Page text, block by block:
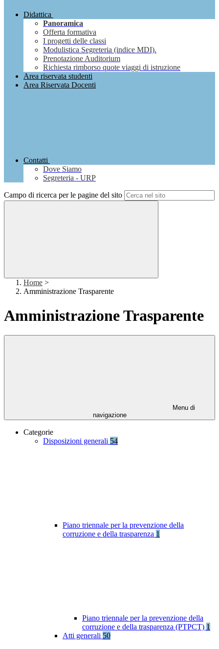
Didattica
Panoramica
Offerta formativa
I progetti delle classi
Modulistica Segreteria (indice MDI).
Prenotazione Auditorium
Richiesta rimborso quote viaggi di istruzione
Area riservata studenti
Area Riservata Docenti
Contatti
Dove Siamo
Segreteria - URP
Campo di ricerca per le pagine del sito
Home >
Amministrazione Trasparente
Amministrazione Trasparente
Menu di
navigazione
Categorie
Disposizioni generali 54
Piano triennale per la prevenzione della
corruzione e della trasparenza 1
Piano triennale per la prevenzione della
corruzione e della trasparenza (PTPCT) 1
Atti generali 50